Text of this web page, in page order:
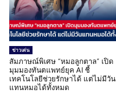
ข่าวเด่น
สัมภาษณ์พิเศษ “หมอลูกตาล” เปิด
มุมมองทันตแพทย์ยุค AI ชี้
เทคโนโลยีช่วยรักษาได้ แต่ไม่มีวัน
แทนหมอได้ทั้งหมด